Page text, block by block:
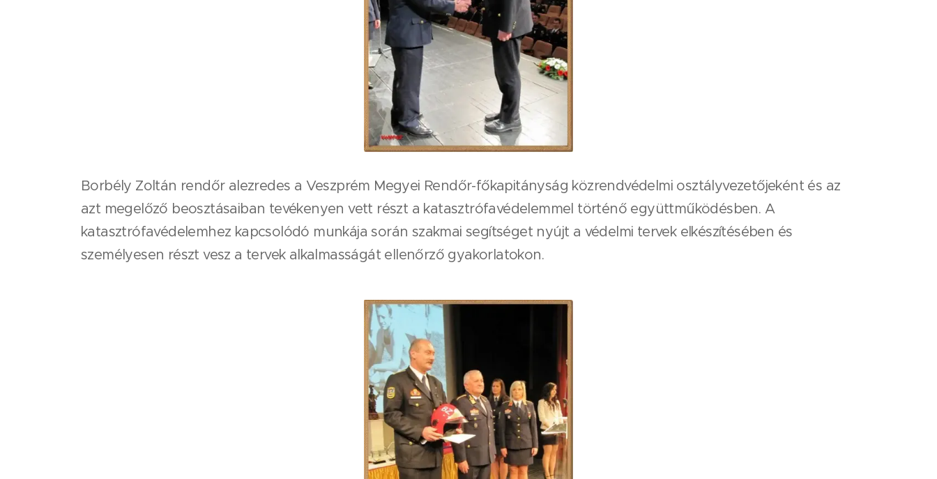
Borbély Zoltán rendőr alezredes a Veszprém Megyei Rendőr-főkapitányság közrendvédelmi osztályvezetőjeként és az
azt megelőző beosztásaiban tevékenyen vett részt a katasztrófavédelemmel történő együttműködésben. A
katasztrófavédelemhez kapcsolódó munkája során szakmai segítséget nyújt a védelmi tervek elkészítésében és
személyesen részt vesz a tervek alkalmasságát ellenőrző gyakorlatokon.